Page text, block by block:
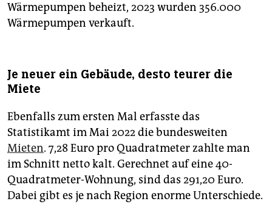
Wärmepumpen beheizt, 2023 wurden 356.000
Wärmepumpen verkauft.
Je neuer ein Gebäude, desto teurer die
Miete
Ebenfalls zum ersten Mal erfasste das
Statistikamt im Mai 2022 die bundesweiten
Mieten. 7,28 Euro pro Quadratmeter zahlte man
im Schnitt netto kalt. Gerechnet auf eine 40-
Quadratmeter-Wohnung, sind das 291,20 Euro.
Dabei gibt es je nach Region enorme Unterschiede.